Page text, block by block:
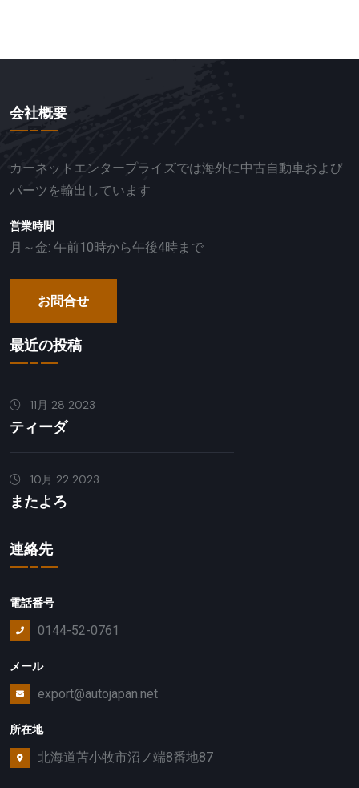
会社概要
カーネットエンタープライズでは海外に中古自動車および
パーツを輸出しています
営業時間
月～金: 午前10時から午後4時まで
お問合せ
最近の投稿
11月 28 2023
ティーダ
10月 22 2023
またよろ
連絡先
電話番号
0144-52-0761
メール
export@autojapan.net
所在地
北海道苫小牧市沼ノ端8番地87